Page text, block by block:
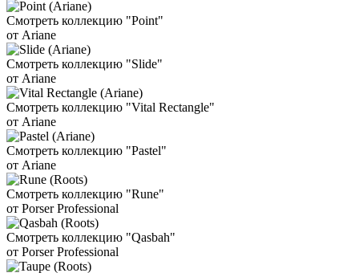
Смотреть коллекцию "Point"
от Ariane
Смотреть коллекцию "Slide"
от Ariane
Смотреть коллекцию "Vital Rectangle"
от Ariane
Смотреть коллекцию "Pastel"
от Ariane
Смотреть коллекцию "Rune"
от Porser Professional
Смотреть коллекцию "Qasbah"
от Porser Professional